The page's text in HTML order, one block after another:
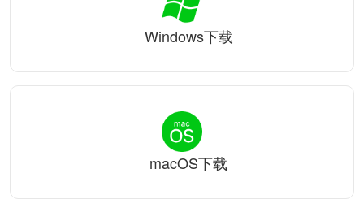
Windows下载
macOS下载